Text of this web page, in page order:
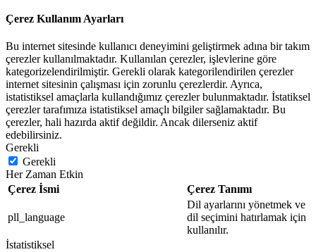
Çerez Kullanım Ayarları
Bu internet sitesinde kullanıcı deneyimini geliştirmek adına bir takım
çerezler kullanılmaktadır. Kullanılan çerezler, işlevlerine göre
kategorizelendirilmiştir. Gerekli olarak kategorilendirilen çerezler
internet sitesinin çalışması için zorunlu çerezlerdir. Ayrıca,
istatistiksel amaçlarla kullandığımız çerezler bulunmaktadır. İstatiksel
çerezler tarafımıza istatistiksel amaçlı bilgiler sağlamaktadır. Bu
çerezler, hali hazırda aktif değildir. Ancak dilerseniz aktif
edebilirsiniz.
Gerekli
Gerekli
Her Zaman Etkin
Çerez İsmi
Çerez Tanımı
pll_language
Dil ayarlarını yönetmek ve
dil seçimini hatırlamak için
kullanılır.
İstatistiksel